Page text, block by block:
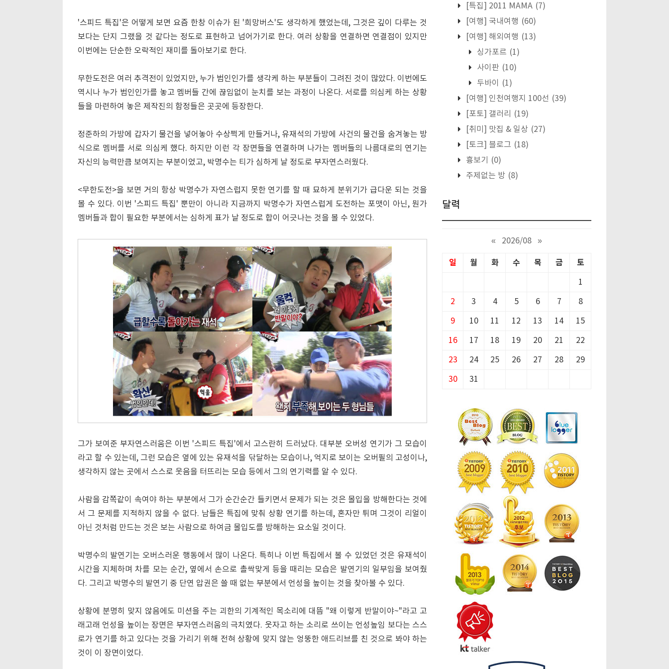
'스피드 특집'은 어떻게 보면 요즘 한창 이슈가 된 '희망버스'도 생각하게 했었는데, 그것은 깊이 다루는 것
보다는 단지 그랬을 것 같다는 정도로 표현하고 넘어가기로 한다. 여러 상황을 연결하면 연결점이 있지만
이번에는 단순한 오락적인 재미를 돌아보기로 한다.
무한도전은 여러 추격전이 있었지만, 누가 범인인가를 생각케 하는 부분들이 그려진 것이 많았다. 이번에도
역시나 누가 범인인가를 놓고 멤버들 간에 끊임없이 눈치를 보는 과정이 나온다. 서로를 의심케 하는 상황
들을 마련하여 놓은 제작진의 함정들은 곳곳에 등장한다.
정준하의 가방에 갑자기 물건을 넣어놓아 수상쩍게 만들거나, 유재석의 가방에 사건의 물건을 숨겨놓는 방
식으로 멤버를 서로 의심케 했다. 하지만 이런 각 장면들을 연결하며 나가는 멤버들의 나름대로의 연기는
자신의 능력만큼 보여지는 부분이었고, 박명수는 티가 심하게 날 정도로 부자연스러웠다.
<무한도전>을 보면 거의 항상 박명수가 자연스럽지 못한 연기를 할 때 묘하게 분위기가 급다운 되는 것을
볼 수 있다. 이번 '스피드 특집' 뿐만이 아니라 지금까지 박명수가 자연스럽게 도전하는 포맷이 아닌, 뭔가
멤버들과 합이 필요한 부분에서는 심하게 표가 날 정도로 합이 어긋나는 것을 볼 수 있었다.
그가 보여준 부자연스러움은 이번 '스피드 특집'에서 고스란히 드러났다. 대부분 오버성 연기가 그 모습이
라고 할 수 있는데, 그런 모습은 옆에 있는 유재석을 닦달하는 모습이나, 억지로 보이는 오버필의 고성이나,
생각하지 않는 곳에서 스스로 웃음을 터뜨리는 모습 등에서 그의 연기력를 알 수 있다.
사람을 감쪽같이 속여야 하는 부분에서 그가 순간순간 들키면서 문제가 되는 것은 몰입을 방해한다는 것에
서 그 문제를 지적하지 않을 수 없다. 남들은 특집에 맞춰 상황 연기를 하는데, 혼자만 튀며 그것이 리얼이
아닌 것처럼 만드는 것은 보는 사람으로 하여금 몰입도를 방해하는 요소일 것이다.
박명수의 발연기는 오버스러운 행동에서 많이 나온다. 특히나 이번 특집에서 볼 수 있었던 것은 유재석이
시간을 지체하며 차를 모는 순간, 옆에서 손으로 촐싹맞게 등을 때리는 모습은 발연기의 일부임을 보여줬
다. 그리고 박명수의 발연기 중 단연 압권은 쓸 때 없는 부분에서 언성을 높이는 것을 찾아볼 수 있다.
상황에 분명히 맞지 않음에도 미션을 주는 괴한의 기계적인 목소리에 대뜸 "왜 이렇게 반말이야~"라고 고
래고래 언성을 높이는 장면은 부자연스러움의 극치였다. 웃자고 하는 소리로 쓰이는 언성높임 보다는 스스
로가 연기를 하고 있다는 것을 가리기 위해 전혀 상황에 맞지 않는 엉뚱한 애드리브를 친 것으로 봐야 하는
것이 이 장면이었다.
[특집] 2011 MAMA (7)
[여행] 국내여행 (60)
[여행] 해외여행 (13)
싱가포르 (1)
사이판 (10)
두바이
(1)
[여행] 인천여행지 100선 (39)
[포토] 갤러리
(19)
[취미] 맛집 & 일상 (27)
[토크] 블로그 (18)
흉보기
(0)
주제없는 방 (8)
달력
« 2026/08 »
일 월 화 수 목 금 토
1
2 3 4 5 6 7 8
9 10 11 12 13 14 15
16 17 18 19 20 21 22
23 24 25 26 27 28 29
30 31